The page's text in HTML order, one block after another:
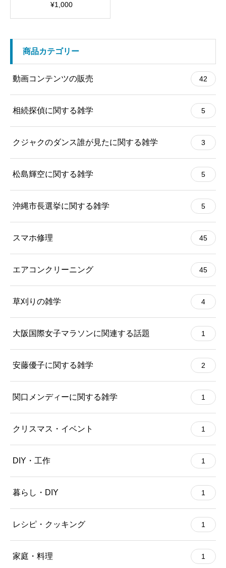
¥1,000
商品カテゴリー
動画コンテンツの販売 42
相続探偵に関する雑学 5
クジャクのダンス誰が見たに関する雑学 3
松島輝空に関する雑学 5
沖縄市長選挙に関する雑学 5
スマホ修理 45
エアコンクリーニング 45
草刈りの雑学 4
大阪国際女子マラソンに関連する話題 1
安藤優子に関する雑学 2
関口メンディーに関する雑学 1
クリスマス・イベント 1
DIY・工作 1
暮らし・DIY 1
レシピ・クッキング 1
家庭・料理 1